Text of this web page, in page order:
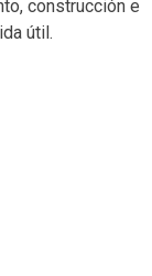
construcción e
útil.